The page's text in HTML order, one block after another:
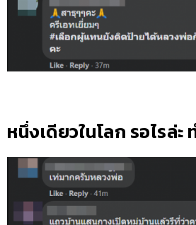
หนึ่งเดียวในโลก รอไรล่